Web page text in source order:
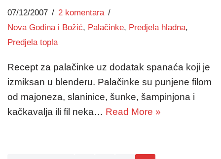
07/12/2007
2 komentara
Nova Godina i Božić, Palačinke, Predjela hladna,
Predjela topla
Recept za palačinke uz dodatak spanaća koji je
izmiksan u blenderu. Palačinke su punjene filom
od majoneza, slaninice, šunke, šampinjona i
kačkavalja ili fil neka… Read More »